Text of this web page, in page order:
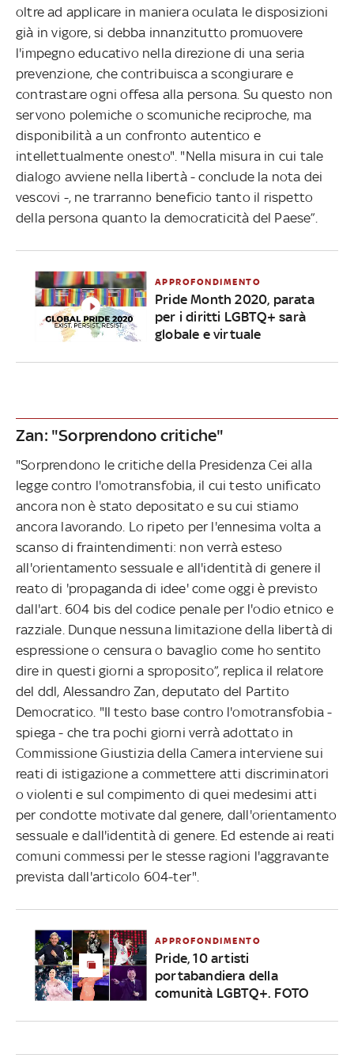
oltre ad applicare in maniera oculata le disposizioni
già in vigore, si debba innanzitutto promuovere
l'impegno educativo nella direzione di una seria
prevenzione, che contribuisca a scongiurare e
contrastare ogni offesa alla persona. Su questo non
servono polemiche o scomuniche reciproche, ma
disponibilità a un confronto autentico e
intellettualmente onesto". "Nella misura in cui tale
dialogo avviene nella libertà - conclude la nota dei
vescovi -, ne trarranno beneficio tanto il rispetto
della persona quanto la democraticità del Paese”.
APPROFONDIMENTO
Pride Month 2020, parata
per i diritti LGBTQ+ sarà
globale e virtuale
Zan: "Sorprendono critiche"
"Sorprendono le critiche della Presidenza Cei alla
legge contro l'omotransfobia, il cui testo unificato
ancora non è stato depositato e su cui stiamo
ancora lavorando. Lo ripeto per l'ennesima volta a
scanso di fraintendimenti: non verrà esteso
all'orientamento sessuale e all'identità di genere il
reato di 'propaganda di idee' come oggi è previsto
dall'art. 604 bis del codice penale per l'odio etnico e
razziale. Dunque nessuna limitazione della libertà di
espressione o censura o bavaglio come ho sentito
dire in questi giorni a sproposito”, replica il relatore
del ddl, Alessandro Zan, deputato del Partito
Democratico. "Il testo base contro l'omotransfobia -
spiega - che tra pochi giorni verrà adottato in
Commissione Giustizia della Camera interviene sui
reati di istigazione a commettere atti discriminatori
o violenti e sul compimento di quei medesimi atti
per condotte motivate dal genere, dall'orientamento
sessuale e dall'identità di genere. Ed estende ai reati
comuni commessi per le stesse ragioni l'aggravante
prevista dall'articolo 604-ter".
APPROFONDIMENTO
Pride, 10 artisti
portabandiera della
comunità LGBTQ+. FOTO